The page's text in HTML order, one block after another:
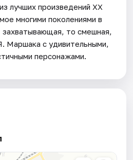
лучших произведений ХХ
многими поколениями в
то смешная,
Маршака с удивительными,
персонажами.